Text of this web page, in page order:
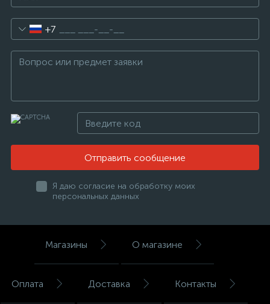
+7
Отправить сообщение
Я даю согласие на обработку моих
персональных данных
Магазины О магазине
Оплата Доставка Контакты